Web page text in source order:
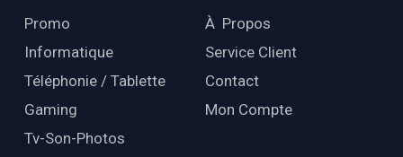
Promo
Informatique
Téléphonie / Tablette
Gaming
Tv-Son-Photos
À Propos
Service Client
Contact
Mon Compte